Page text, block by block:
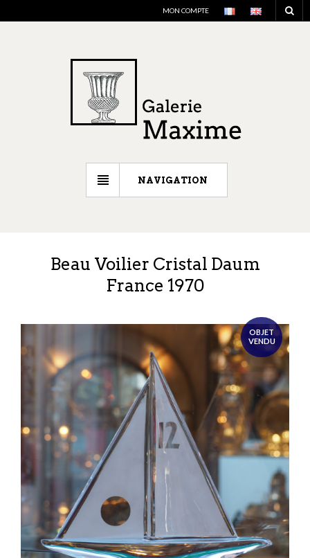
MON COMPTE
NAVIGATION
Beau Voilier Cristal Daum
France 1970
OBJET
VENDU